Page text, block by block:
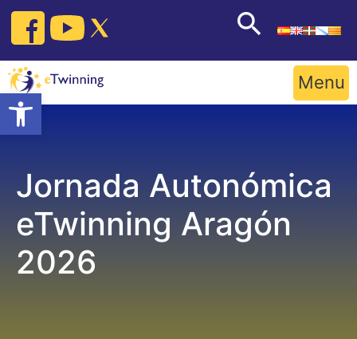
Open toolbar
Skip
content
Menu
Jornada Autonómica
eTwinning Aragón
2026